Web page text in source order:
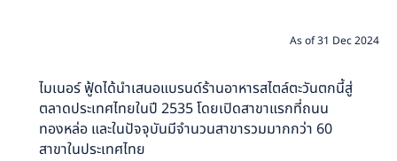
As of 31 Dec 2024
ไมเนอร์ ฟู้ดได้นำเสนอแบรนด์ร้านอาหารสไตล์ตะวันตกนี้สู่
ตลาดประเทศไทยในปี 2535 โดยเปิดสาขาแรกที่ถนน
ทองหล่อ และในปัจจุบันมีจำนวนสาขารวมมากกว่า 60
สาขาในประเทศไทย